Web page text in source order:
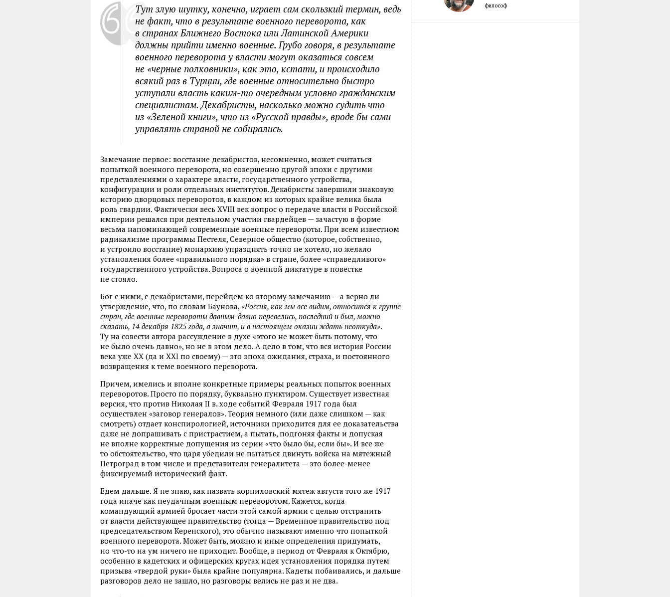
Тут злую шутку, конечно, играет сам скользкий термин, ведь
не факт, что в результате военного переворота, как
в странах Ближнего Востока или Латинской Америки
должны прийти именно военные. Грубо говоря, в результате
военного переворота у власти могут оказаться совсем
не «черные полковники», как это, кстати, и происходило
всякий раз в Турции, где военные относительно быстро
уступали власть каким-то очередным условно гражданским
специалистам. Декабристы, насколько можно судить что
из «Зеленой книги», что из «Русской правды», вроде бы сами
управлять страной не собирались.
Замечание первое: восстание декабристов, несомненно, может считаться
попыткой военного переворота, но совершенно другой эпохи с другими
представлениями о характере власти, государственного устройства,
конфигурации и роли отдельных институтов. Декабристы завершили знаковую
историю дворцовых переворотов, в каждом из которых крайне велика была
роль гвардии. Фактически весь XVIII век вопрос о передаче власти в Российской
империи решался при деятельном участии гвардейцев — зачастую в форме
весьма напоминающей современные военные перевороты. При всем известном
радикализме программы Пестеля, Северное общество (которое, собственно,
и устроило восстание) монархию упразднять точно не хотело, но желало
установления более «правильного порядка» в стране, более «справедливого»
государственного устройства. Вопроса о военной диктатуре в повестке
не стояло.
Бог с ними, с декабристами, перейдем ко второму замечанию — а верно ли
утверждение, что, по словам Баунова, «Россия, как мы все видим, относится к группе
стран, где военные перевороты давным-давно перевелись, последний и был, можно
сказать, 14 декабря 1825 года, а значит, и в настоящем оказии ждать неоткуда».
Ту на совести автора рассуждение в духе «этого не может быть потому, что
не было очень давно», но не в этом дело. А дело в том, что вся история России
века уже XX (да и XXI по своему) — это эпоха ожидания, страха, и постоянного
возвращения к теме военного переворота.
Причем, имелись и вполне конкретные примеры реальных попыток военных
переворотов. Просто по порядку, буквально пунктиром. Существует известная
версия, что против Николая II в. ходе событий Февраля 1917 года был
осуществлен «заговор генералов». Теория немного (или даже слишком — как
смотреть) отдает конспирологией, источники приходится для ее доказательства
даже не допрашивать с пристрастием, а пытать, подгоняя факты и допуская
не вполне корректные допущения из серии «что было бы, если бы». И все же
то обстоятельство, что царя убедили не пытаться двинуть войска на мятежный
Петроград в том числе и представители генералитета — это более-менее
фиксируемый исторический факт.
Едем дальше. Я не знаю, как назвать корниловский мятеж августа того же 1917
года иначе как неудачным военным переворотом. Кажется, когда
командующий армией бросает части этой самой армии с целью отстранить
от власти действующее правительство (тогда — Временное правительство под
председательством Керенского), это обычно называют именно что попыткой
военного переворота. Может быть, можно и иные определения придумать,
но что-то на ум ничего не приходит. Вообще, в период от Февраля к Октябрю,
особенно в кадетских и офицерских кругах идея установления порядка путем
призыва «твердой руки» была крайне популярна. Кадеты побаивались, и дальше
разговоров дело не зашло, но разговоры велись не раз и не два.
философ